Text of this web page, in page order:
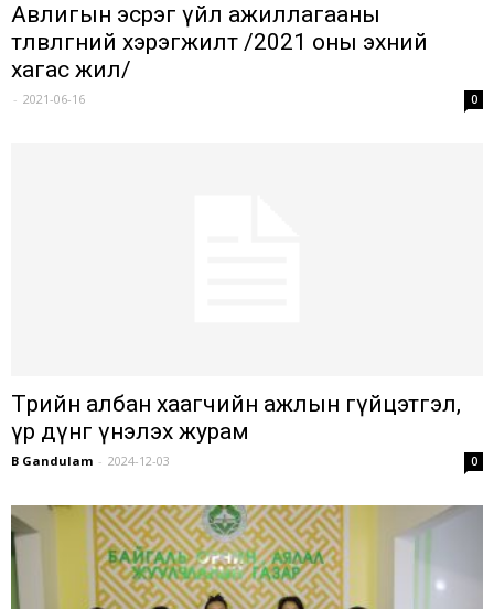
Авлигын эсрэг үйл ажиллагааны
төлөвлөгөөний хэрэгжилт /2021 оны эхний
хагас жил/
- 2021-06-16 0
Төрийн албан хаагчийн ажлын гүйцэтгэл,
үр дүнг үнэлэх журам
B Gandulam - 2024-12-03 0